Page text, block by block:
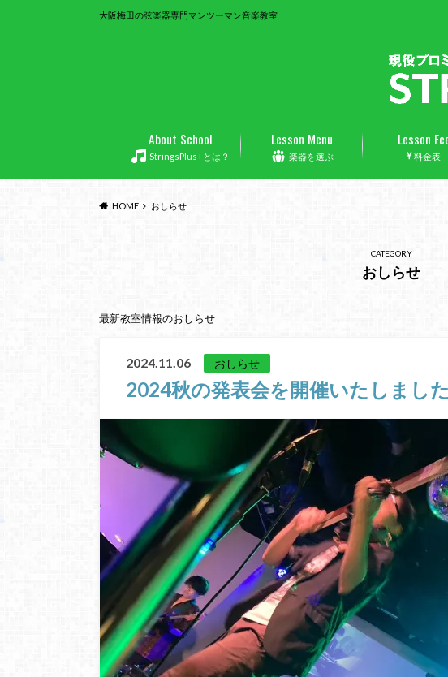
大阪梅田の弦楽器専門マンツーマン音楽教室
About School
StringsPlus+とは？
Lesson Menu
楽器を選ぶ
Lesson
料金表
HOME おしらせ
CATEGORY
おしらせ
最新教室情報のおしらせ
2024.11.06 おしらせ
2024秋の発表会を開催いたしました